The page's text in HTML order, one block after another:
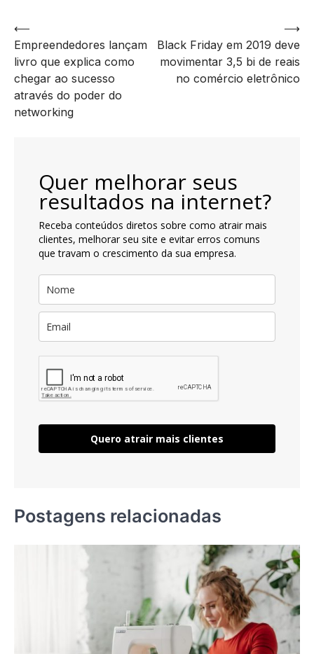
Navegação
de
artigos
⟵
Empreendedores lançam
livro que explica como
chegar ao sucesso
através do poder do
networking
Black Friday em 2019 deve
movimentar 3,5 bi de reais
no comércio eletrônico
⟶
Quer melhorar seus
resultados na internet?
Receba conteúdos diretos sobre como atrair mais
clientes, melhorar seu site e evitar erros comuns
que travam o crescimento da sua empresa.
Quero atrair mais clientes
Postagens relacionadas